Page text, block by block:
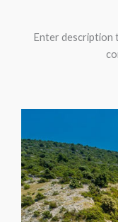
Enter description